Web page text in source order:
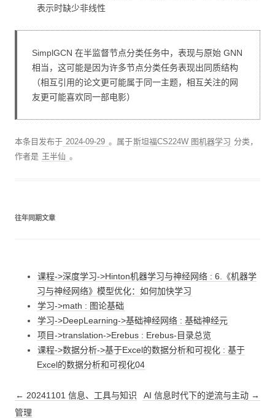
表示时缺少非线性
SimplGCN 在半监督节点分类任务中，表现与原始 GNN
相当，这可能是因为许多节点分类任务表现出同质结构
（相互引用的论文更可能属于同一主题，相互关注的网
友更可能喜欢同一部电影）
本条目发布于 2024-09-29 。属于斯坦福CS224W 图机器学习 分类，
作者是 王半仙 。
往年同期文章
课程->深度学习->Hinton机器学习与神经网络 : 6.《机器学
习与神经网络》模型优化：如何加快学习
学习->math : 图论基础
学习->DeepLearning->基础神经网络 : 基础神经元
项目->translation->Erebus : Erebus-目录总览
课程->数据分析->基于Excel的数据分析和可视化 : 基于
Excel的数据分析和可视化04
文
章
← 20241101 信息、工具与知识
管理
AI 信息时代下的逆流与主动 →